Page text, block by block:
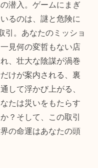
潜入。ゲームにまぎ
るのは、謎と危険に
引。あなたのミッショ
見何の変哲もない店
、壮大な陰謀が渦巻
けが案内される、裏
して浮かび上がる、
たは災いをもたらす
？そして、この取引
の命運はあなたの頭